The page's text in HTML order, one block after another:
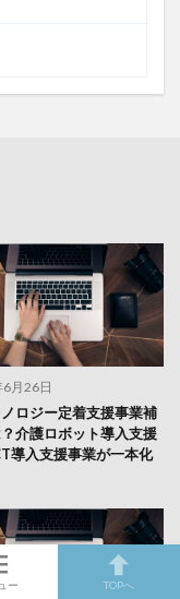
月26日
ロジー定着支援事業補
介護ロボット導入支援
導入支援事業が一本化
ー TOPへ